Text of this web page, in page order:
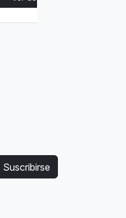
Suscribirse